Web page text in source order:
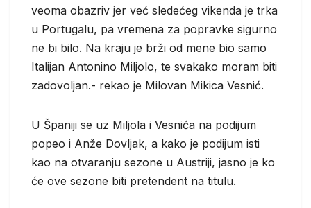
veoma obazriv jer već sledećeg vikenda je trka
u Portugalu, pa vremena za popravke sigurno
ne bi bilo. Na kraju je brži od mene bio samo
Italijan Antonino Miljolo, te svakako moram biti
zadovoljan.- rekao je Milovan Mikica Vesnić.
U Španiji se uz Miljola i Vesnića na podijum
popeo i Anže Dovljak, a kako je podijum isti
kao na otvaranju sezone u Austriji, jasno je ko
će ove sezone biti pretendent na titulu.